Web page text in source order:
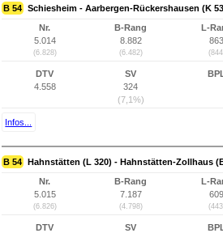
B 54 Schiesheim - Aarbergen-Rückershausen (K
Nr.
5.014
(6.828)
B-Rang
8.882
(6.482)
L-
863
DTV
4.558
SV
324
(7,1%)
Infos...
B 54 Hahnstätten (L 320) - Hahnstätten-Zollhaus
Nr.
5.015
(6.826)
B-Rang
7.187
(4.798)
L-
609
DTV
SV